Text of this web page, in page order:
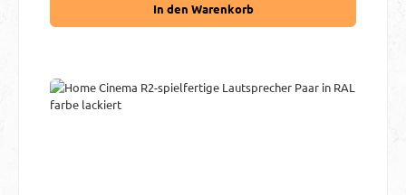
In den Warenkorb